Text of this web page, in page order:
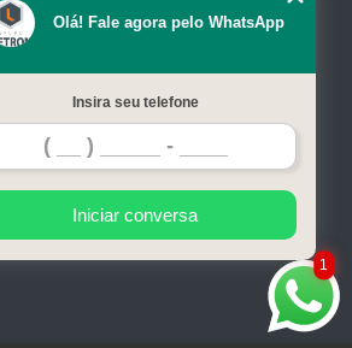
Missão
Serviços
Contato
Mapa do site
1
Olá! Fale agora pelo WhatsApp
Insira seu telefone
Iniciar conversa